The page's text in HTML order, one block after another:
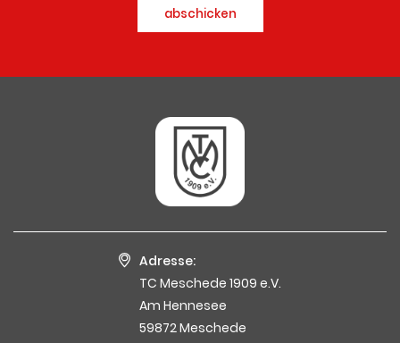
abschicken
Adresse:
TC Meschede 1909 e.V.
Am Hennesee
59872 Meschede